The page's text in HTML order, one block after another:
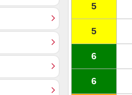
5
5
6
6